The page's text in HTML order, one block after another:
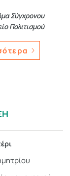
Σύγχρονου
Πολιτισμού